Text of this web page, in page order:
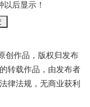
后显示！
创作品，版权归发布
转载作品，由发布者
律法规，无商业获利